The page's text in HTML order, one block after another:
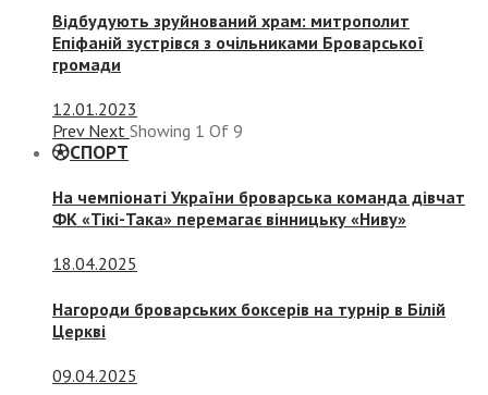
Відбудують зруйнований храм: митрополит
Епіфаній зустрівся з очільниками Броварської
громади
12.01.2023
Prev Next Showing 1 Of 9
СПОРТ
На чемпіонаті України броварська команда дівчат
ФК «Тікі-Така» перемагає вінницьку «Ниву»
18.04.2025
Нагороди броварських боксерів на турнір в Білій
Церкві
09.04.2025